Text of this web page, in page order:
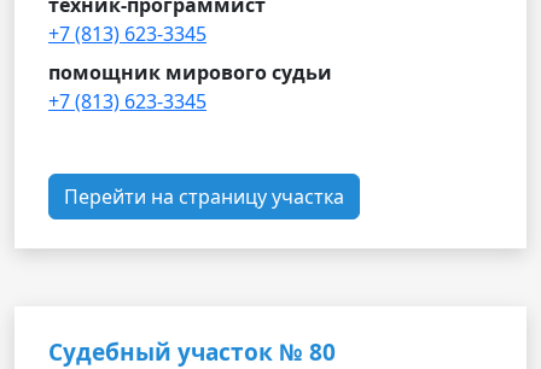
+7 (813) 623-3345
помощник мирового судьи
+7 (813) 623-3345
Перейти на страницу участка
Судебный участок № 80